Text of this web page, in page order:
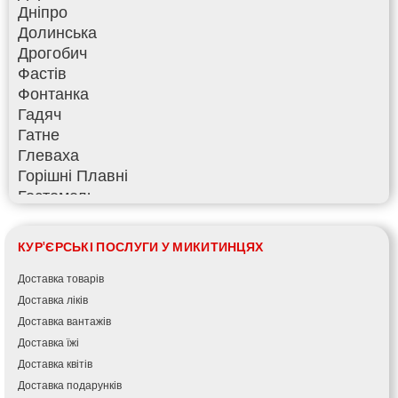
КУР'ЄРСЬКІ ПОСЛУГИ У МИКИТИНЦЯХ
Доставка товарів
Доставка ліків
Доставка вантажів
Доставка їжі
Доставка квітів
Доставка подарунків
Дніпро
Долинська
Дрогобич
Фастів
Фонтанка
Гадяч
Гатне
Глеваха
Горішні Плавні
Гостомель
Херсон
Хмельницький
Хмільник
Ірпінь
Івано-Франківськ
Ізмаїл
Кагарлик
Калуш